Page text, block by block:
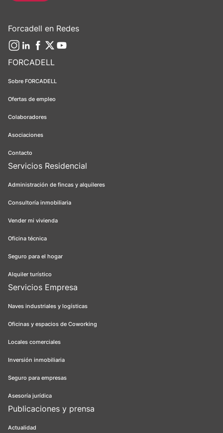
FORCADELL
Sobre FORCADELL
Ofertas de empleo
Colaboradores
Asociaciones
Contacto
Servicios Residencial
Administración de fincas y alquileres
Consultoría inmobiliaria
Vender mi vivienda
Oficina técnica
Seguro para el hogar
Alquiler turístico
Servicios Empresa
Naves industriales y logísticas
Oficinas y espacios de Coworking
Locales comerciales
Inversión inmobiliaria
Seguro para empresas
Asesoría jurídica
Publicaciones y prensa
Actualidad
Forcadell en Redes